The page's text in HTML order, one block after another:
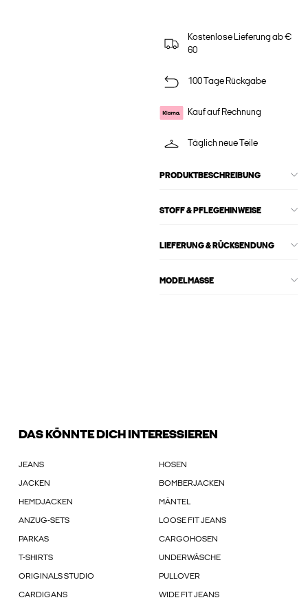
Kostenlose Lieferung ab €
60
100 Tage Rückgabe
Kauf auf Rechnung
Täglich neue Teile
PRODUKTBESCHREIBUNG
STOFF & PFLEGEHINWEISE
LIEFERUNG & RÜCKSENDUNG
MODELMASSE
DAS KÖNNTE DICH INTERESSIEREN
JEANS HOSEN
JACKEN BOMBERJACKEN
HEMDJACKEN MÄNTEL
ANZUG-SETS LOOSE FIT JEANS
PARKAS CARGOHOSEN
T-SHIRTS UNDERWÄSCHE
ORIGINALS STUDIO PULLOVER
CARDIGANS WIDE FIT JEANS